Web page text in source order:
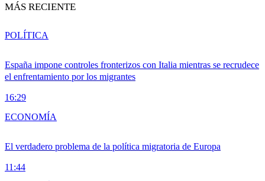
MÁS RECIENTE
España impone controles fronterizos con Italia mientras se recrudece
el enfrentamiento por los migrantes
16:29
POLÍTICA
El verdadero problema de la política migratoria de Europa
11:44
ECONOMÍA